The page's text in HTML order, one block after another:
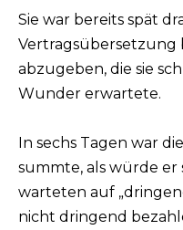
Sie war bereits spät
Vertragsübersetzung
abzugeben, die sie
Wunder erwartete.
In sechs Tagen war
summte, als würde
warteten auf
nicht dringend